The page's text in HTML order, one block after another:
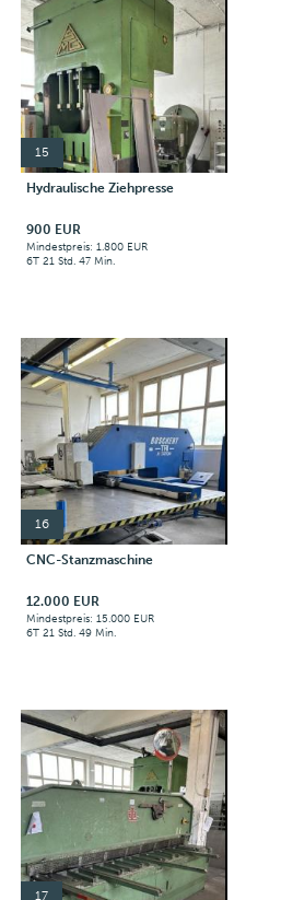
15
Hydraulische Ziehpresse
900 EUR
Mindestpreis: 1.800 EUR
6T 21 Std. 47 Min.
16
CNC-Stanzmaschine
12.000 EUR
Mindestpreis: 15.000 EUR
6T 21 Std. 49 Min.
17